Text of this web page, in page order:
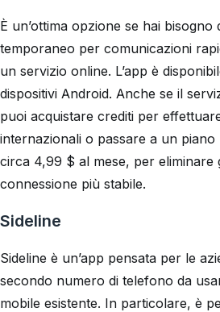
È un’ottima opzione se hai bisogno
temporaneo per comunicazioni
un servizio online. L’app è
dispositivi Android. Anche se il
puoi acquistare crediti per
internazionali o passare a un
circa 4,99 $ al mese, per eliminare
connessione più stabile.
Sideline
Sideline è un’app pensata per le
secondo numero di telefono da
mobile esistente. In particolare, è